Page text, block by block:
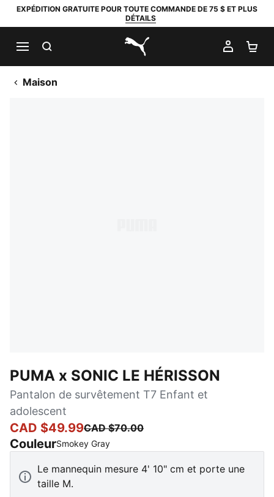
EXPÉDITION GRATUITE POUR TOUTE COMMANDE DE 75 $ ET PLUS
DÉTAILS
PUMA.com
MON
Maison
PUMA x SONIC LE HÉRISSON
Pantalon de survêtement T7 Enfant et
adolescent
CAD $49.99CAD $70.00
CouleurSmokey Gray:
Le mannequin mesure 4' 10" cm et porte une
taille M.